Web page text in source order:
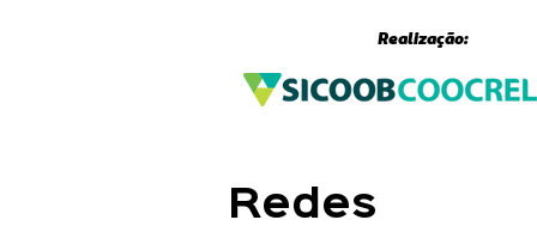
Realização:
Redes